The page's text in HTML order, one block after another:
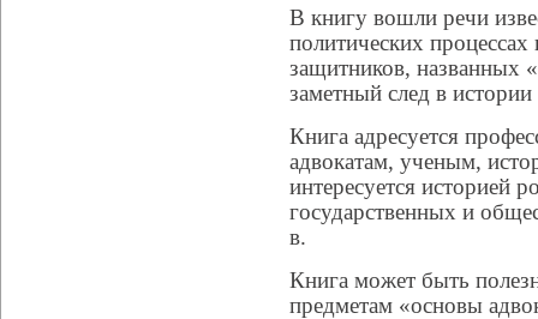
В книгу вошли речи
политических
защитников, названных
заметный след в
Книга адресуется
адвокатам, ученым,
интересуется историей
государственных и
в.
Книга может быть
предметам «основы